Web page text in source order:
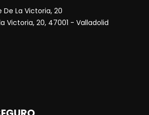
La Victoria, 20
Victoria, 20, 47001 - Valladolid